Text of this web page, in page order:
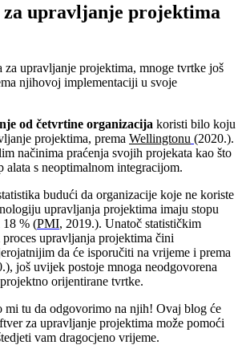
za upravljanje projektima
za upravljanje projektima, mnoge tvrtke još
njihovoj implementaciji u svoje
od četvrtine organizacija koristi bilo koju
projektima, prema Wellingtonu (2020.).
načinima praćenja svojih projekata kao što
alata s neoptimalnom integracijom.
budući da organizacije koje ne koriste
upravljanja projektima imaju stopu
18 % (PMI, 2019.). Unatoč statističkim
upravljanja projektima čini
da će isporučiti na vrijeme i prema
još uvijek postoje mnoga neodgovorena
orijentirane tvrtke.
mi tu da odgovorimo na njih! Ovaj blog će
za upravljanje projektima može pomoći
vam dragocjeno vrijeme.